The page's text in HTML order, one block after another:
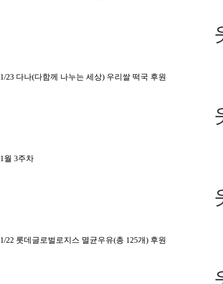
1/23 다나(다함께 나누는 세상) 우리쌀 떡국 후원
1월 3주차
1/22 롯데글로벌로지스 멸균우유(총 125개) 후원